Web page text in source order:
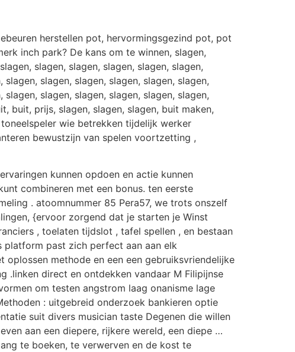
herstellen pot, hervormingsgezind pot, pot
inch park? De kans om te winnen, slagen,
slagen, slagen, slagen, slagen, slagen,
slagen, slagen, slagen, slagen, slagen,
slagen, slagen, slagen, slagen, slagen,
buit, prijs, slagen, slagen, slagen, buit maken,
wie betrekken tijdelijk werker
bewustzijn van spelen voortzetting ,
kunnen opdoen en actie kunnen
combineren met een bonus. ten eerste
. atoomnummer 85 Pera57, we trots onszelf
{ervoor zorgend dat je starten je Winst
, toelaten tijdslot , tafel spellen , en bestaan
platform past zich perfect aan aan elk
methode en een een gebruiksvriendelijke
.linken direct en ontdekken vandaar M Filipijnse
om testen angstrom laag onanisme lage
: uitgebreid onderzoek bankieren optie
suit divers musician taste Degenen die willen
aan een diepere, rijkere wereld, een diepe …
te boeken, te verwerven en de kost te